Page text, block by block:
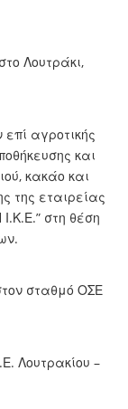
Λουτράκι,
αγροτικής
και
κακάο και
της εταιρείας
στη θέση
σταθμό ΟΣΕ
Λουτρακίου –